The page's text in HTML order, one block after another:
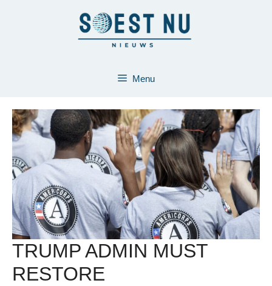
Menu
TRUMP ADMIN MUST
RESTORE